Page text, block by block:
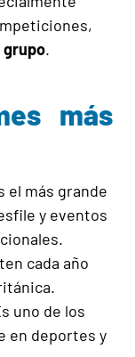
grupo.
más
el más grande
y eventos
cada año
uno de los
en deportes y